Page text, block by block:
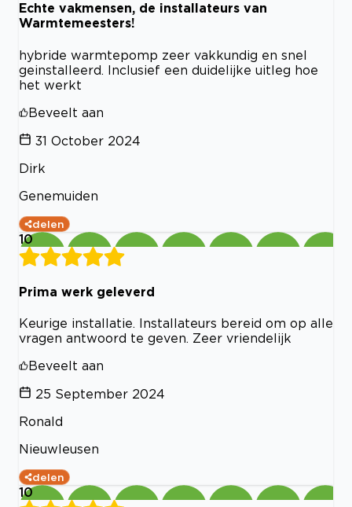
Echte vakmensen, de installateurs van
Warmtemeesters!
hybride warmtepomp zeer vakkundig en snel
geinstalleerd. Inclusief een duidelijke uitleg hoe
het werkt
Beveelt aan
31 October 2024
Dirk
Genemuiden
delen
10
Prima werk geleverd
Keurige installatie. Installateurs bereid om op alle
vragen antwoord te geven. Zeer vriendelijk
Beveelt aan
25 September 2024
Ronald
Nieuwleusen
delen
10